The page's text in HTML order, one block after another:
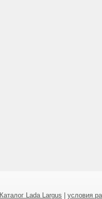
Каталог Lada Largus
условия